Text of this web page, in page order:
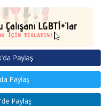
Paylaş
Paylaş
Paylaş